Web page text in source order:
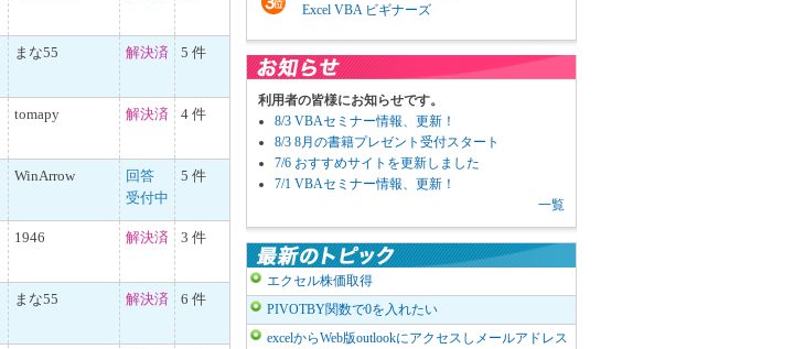
まな55 解決済 5 件
tomapy 解決済 4 件
WinArrow
回答
受付中
5 件
1946 解決済 3 件
まな55 解決済 6 件
Excel VBA ビギナーズ
利用者の皆様にお知らせです。
8/3 VBAセミナー情報、更新！
8/3 8月の書籍プレゼント受付スタート
7/6 おすすめサイトを更新しました
7/1 VBAセミナー情報、更新！
一覧
エクセル株価取得
PIVOTBY関数で0を入れたい
excelからWeb版outlookにアクセスしメールアドレス